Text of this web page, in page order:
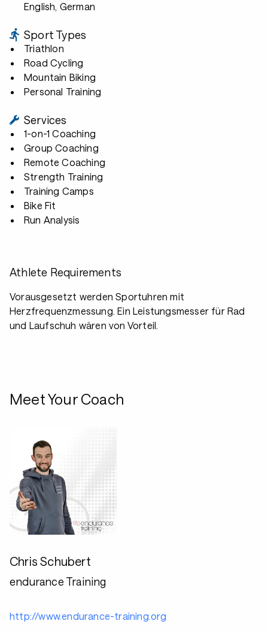
English, German
Sport Types
Triathlon
Road Cycling
Mountain Biking
Personal Training
Services
1-on-1 Coaching
Group Coaching
Remote Coaching
Strength Training
Training Camps
Bike Fit
Run Analysis
Athlete Requirements
Vorausgesetzt werden Sportuhren mit
Herzfrequenzmessung. Ein Leistungsmesser für Rad
und Laufschuh wären von Vorteil.
Meet Your Coach
Chris Schubert
endurance Training
http://www.endurance-training.org